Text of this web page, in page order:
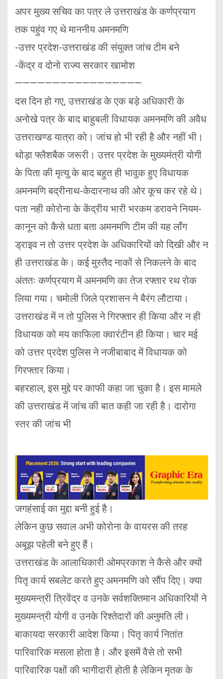
अपर मुख्य सचिव का पत्र ले उत्तराखंड के कर्णप्रयाग
तक पहुंव गए थे माननीय अमनमणि
-उत्तर प्रदेश-उत्तराखंड की संयुक्त जांच टीम बने
-केंद्र व दोनो राज्य सरकार खामोश
—————————————————
दस दिन हो गए, उत्तराखंड के एक बड़े अधिकारी के
अनोखे पत्र के बाद बाहुबली विधायक अमनमणि की अवैध
उत्तराखण्ड यात्रा को। जांच हो भी रही है और नहीं भी।
थोड़ा फ्लैशबैक जरूरी। उत्तर प्रदेश के मुख्यमंत्री योगी
के पिता की मृत्यु के बाद बहुत ही भावुक हुए विधायक
अमनमणि बद्रीनाथ-केदारनाथ की ओर कूच कर रहे थे।
पता नही कोरोना के केंद्रीय भारी भरकम डरावने नियम-
कानून को कैसे धता बता अमनमणि टीम की यह लॉंग
ड्राइव न तो उत्तर प्रदेश के अधिकारियों को दिखी और न
ही उत्तराखंड के। कई मुस्तैद नाकों से निकलने के बाद
अंततः कर्णप्रयाग में अमनमणि का तेज रफ्तार रथ रोक
लिया गया। चमोली जिले प्रशासन ने बैरंग लौटाया।
उत्तराखंड में न तो पुलिस ने गिरफ्तार ही किया और न ही
विधायक को मय काफिला क्वारंटीन ही किया। चार मई
को उत्तर प्रदेश पुलिस ने नजीबाबाद में विधायक को
गिरफ्तार किया।
बहरहाल, इस मुद्दे पर काफी कहा जा चुका है। इस मामले
की उत्तराखंड में जांच की बात कही जा रही है। दारोगा
स्तर की जांच भी
जगहंसाई का मुद्दा बनी हुई है।
लेकिन कुछ सवाल अभी कोरोना के वायरस की तरह
अबूझ पहेली बने हुए हैं।
उत्तराखंड के आलाधिकारी ओमप्रकाश ने कैसे और क्यों
पितृ कार्य सबलेट करते हुए अमनमणि को सौंप दिए। क्या
मुख्यमन्त्री त्रिवेंद्र व उनके सर्वशक्तिमान अधिकारियों ने
मुख्यमन्त्री योगी व उनके रिश्तेदारों की अनुमति ली।
बाकायदा सरकारी आदेश किया। पितृ कार्य नितांत
पारिवारिक मसला होता है। और इसमें वैसे तो सभी
पारिवारिक पक्षों की भागीदारी होती है लेकिन मृतक के